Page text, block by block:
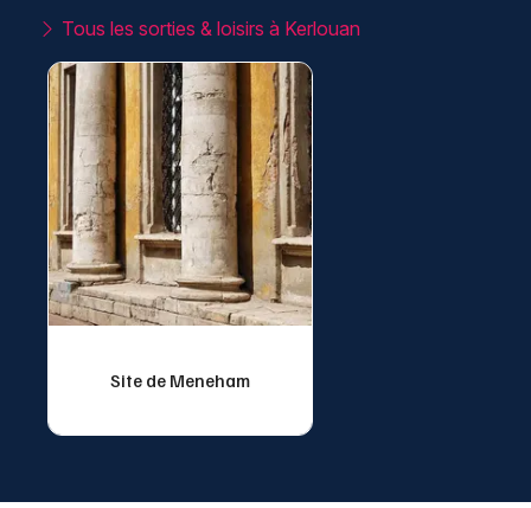
Tous les sorties & loisirs à Kerlouan
Site de Meneham